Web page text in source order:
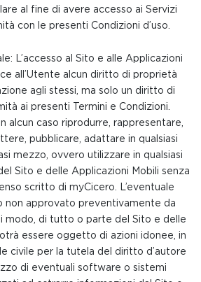
al fine di avere accesso ai Servizi
con le presenti Condizioni d’uso.
L’accesso al Sito e alle Applicazioni
all’Utente alcun diritto di proprietà
agli stessi, ma solo un diritto di
ai presenti Termini e Condizioni.
alcun caso riprodurre, rappresentare,
pubblicare, adattare in qualsiasi
mezzo, ovvero utilizzare in qualsiasi
Sito e delle Applicazioni Mobili senza
scritto di myCicero. L’eventuale
non approvato preventivamente da
modo, di tutto o parte del Sito e delle
essere oggetto di azioni idonee, in
civile per la tutela del diritto d’autore
di eventuali software o sistemi